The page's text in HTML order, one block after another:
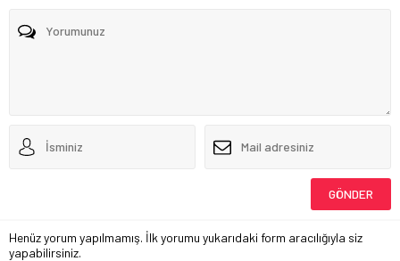
Henüz yorum yapılmamış. İlk yorumu yukarıdaki form aracılığıyla siz
yapabilirsiniz.